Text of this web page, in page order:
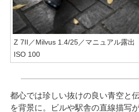
Z 7II／Milvus 1.4/25／マニュアル露出
ISO 100
都心では珍しい抜けの良い青空と
を背景に。ビルや駅舎の直線描写